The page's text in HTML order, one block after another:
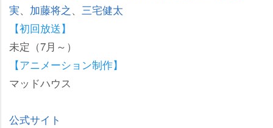
実、 加藤将之、 三宅健太
【初回放送】
未定（7月～）
【アニメーション制作】
マッドハウス
公式サイト